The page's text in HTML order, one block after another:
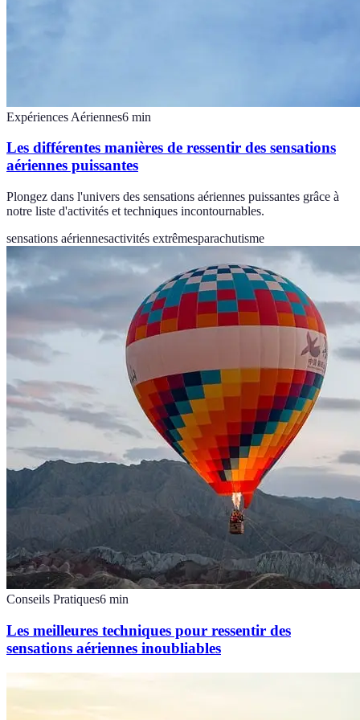
Expériences Aériennes6 min
Les différentes manières de ressentir des sensations
aériennes puissantes
Plongez dans l'univers des sensations aériennes puissantes grâce à
notre liste d'activités et techniques incontournables.
sensations aériennesactivités extrêmesparachutisme
Conseils Pratiques6 min
Les meilleures techniques pour ressentir des
sensations aériennes inoubliables